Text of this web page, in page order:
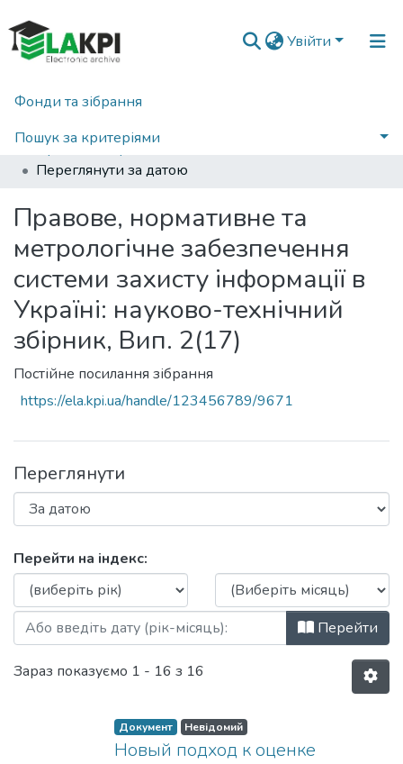
Увійти
Фонди та зібрання
Пошук за критеріями
Головна
Наукова періодика
Переглянути за датою
Правове, нормативне та
метрологічне забезпечення
системи захисту інформації в
Україні: науково-технічний
збірник, Вип. 2(17)
Постійне посилання зібрання
https://ela.kpi.ua/handle/123456789/9671
Переглянути
Перегляд Правове, нормативне та
Перейти на індекс:
Перейти
Зараз показуємо 1 - 16 з 16
Документ Невідомий
Новый подход к оценке